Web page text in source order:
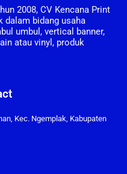
2008, CV Kencana Print
dalam bidang usaha
umbul, vertical banner,
atau vinyl, produk
Kec. Ngemplak, Kabupaten